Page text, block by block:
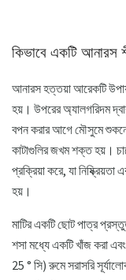
কিভাবে একটি আনারস
আনারস হত্তয়া আরেকটি
হয়। উপরের অ্যালগরিদম
বপন করার আগে মৌসুমে শুকনো
কাটাগুলির জখম শক্ত হয়।
প্রক্রিয়া করে, যা নিষ্ক্রিয়তা
হয়।
মাটির একটি ছোট পাত্র
শসা মধ্যে একটি খাঁজ করা
25 ​​° সি) রুমে সরাসরি